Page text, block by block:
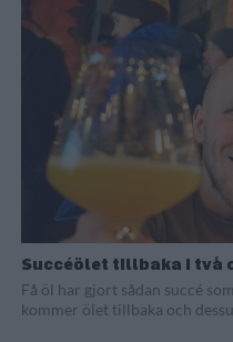
Succéölet tillbaka i två
Få öl har gjort sådan succé
kommer ölet tillbaka och